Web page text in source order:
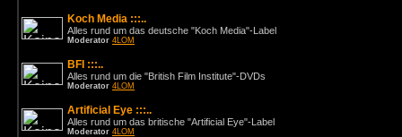
Koch Media :::..
Alles rund um das deutsche "Koch Media"-Label
Moderator 4LOM
BFI :::..
Alles rund um die "British Film Institute"-DVDs
Moderator 4LOM
Artificial Eye :::..
Alles rund um das britische "Artificial Eye"-Label
Moderator 4LOM